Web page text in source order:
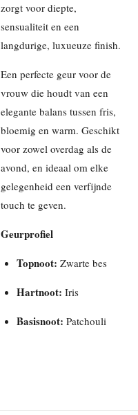
zorgt voor diepte,
sensualiteit en een
langdurige, luxueuze finish.
Een perfecte geur voor de
vrouw die houdt van een
elegante balans tussen fris,
bloemig en warm. Geschikt
voor zowel overdag als de
avond, en ideaal om elke
gelegenheid een verfijnde
touch te geven.
Geurprofiel
Topnoot: Zwarte bes
Hartnoot: Iris
Basisnoot: Patchouli